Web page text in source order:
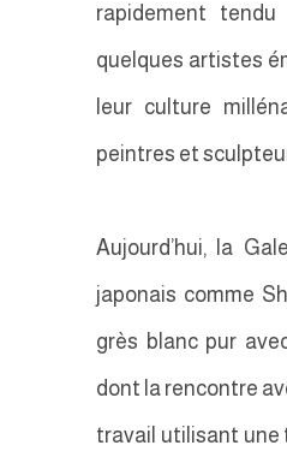
rapidement
quelques artistes
leur culture
peintres et
Aujourd’hui, la
japonais comme
grès blanc pur
dont la rencontre
travail utilisant une